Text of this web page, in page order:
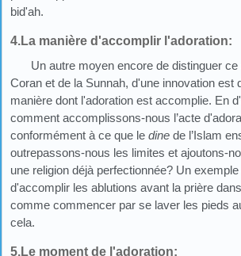
bid'ah.
4.La manière d'accomplir l'adoration:
Un autre moyen encore de distinguer
Coran et de la Sunnah, d'une innovation est
manière dont l'adoration est accomplie. En
comment accomplissons-nous l’acte
conformément à ce que le dine de l’Islam
outrepassons-nous les limites et ajoutons-
une religion déjà perfectionnée? Un
d'accomplir les ablutions avant la prière
comme commencer par se laver les pieds
cela.
5.Le moment de l'adoration: